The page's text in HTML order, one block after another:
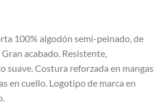
100% algodón semi-peinado, de
acabado. Resistente,
suave. Costura reforzada en mangas
en cuello. Logotipo de marca en